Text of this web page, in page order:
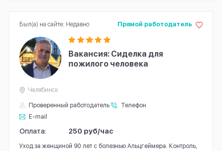
Вакансия: Сиделка для
пожилого человека
Проверенный работодатель
Телефон
E-mail
Прямой работодатель
Челябинск
Оплата: 250 руб/час
Уход за женщиной 90 лет с болезнью Альцгеймера. Контроль,
Был(а) на сайте: Недавно